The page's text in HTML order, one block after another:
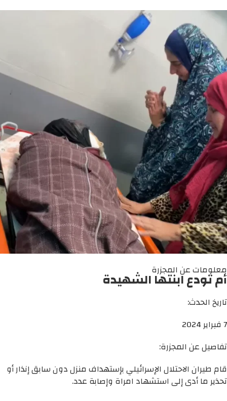
معلومات عن المجزرة
أم تودع ابنتها الشهيدة
تاريخ الحدث:
7 فبراير 2024
تفاصيل عن المجزرة:
قام طيران الاحتلال الإسرائيلي بإستهداف منزل دون سابق إنذار أو
تحذير ما أدى إلى استشهاد امراة وإصابة عدد.